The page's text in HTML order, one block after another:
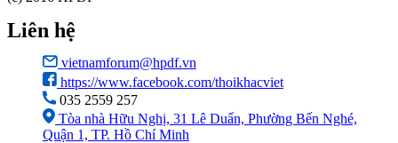
Liên hệ
vietnamforum@hpdf.vn
https://www.facebook.com/thoikhacviet
035 2559 257
Tòa nhà Hữu Nghị, 31 Lê Duẩn, Phường Bến Nghé,
Quận 1, TP. Hồ Chí Minh